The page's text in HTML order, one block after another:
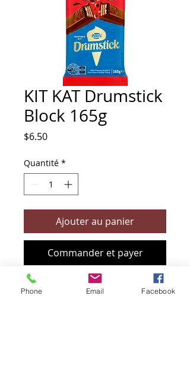
KIT KAT Drumstick
Block 165g
$6.50Prix
Quantité *
Ajouter au panier
Commander et payer
Phone Email Facebook